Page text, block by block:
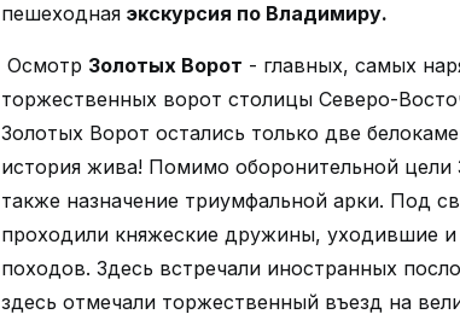
пешеходная экскурсия по Владимиру.
Осмотр Золотых Ворот - главных, самых
торжественных ворот столицы Северо-
Золотых Ворот остались только две
история жива! Помимо оборонительной цели
также назначение триумфальной арки. Под
проходили княжеские дружины, уходившие
походов. Здесь встречали иностранных
здесь отмечали торжественный въезд на